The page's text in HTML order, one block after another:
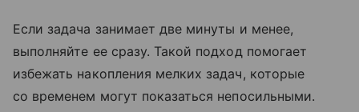
Если задача занимает две минуты и менее,
выполняйте ее сразу. Такой подход помогает
избежать накопления мелких задач, которые
со временем могут показаться непосильными.